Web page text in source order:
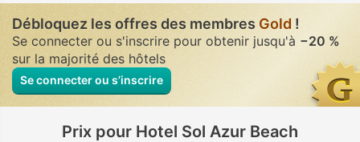
Débloquez les offres des membres Gold !
Se connecter ou s'inscrire pour obtenir jusqu'à −20 %
sur la majorité des hôtels
Se connecter ou s’inscrire
Prix pour Hotel Sol Azur Beach